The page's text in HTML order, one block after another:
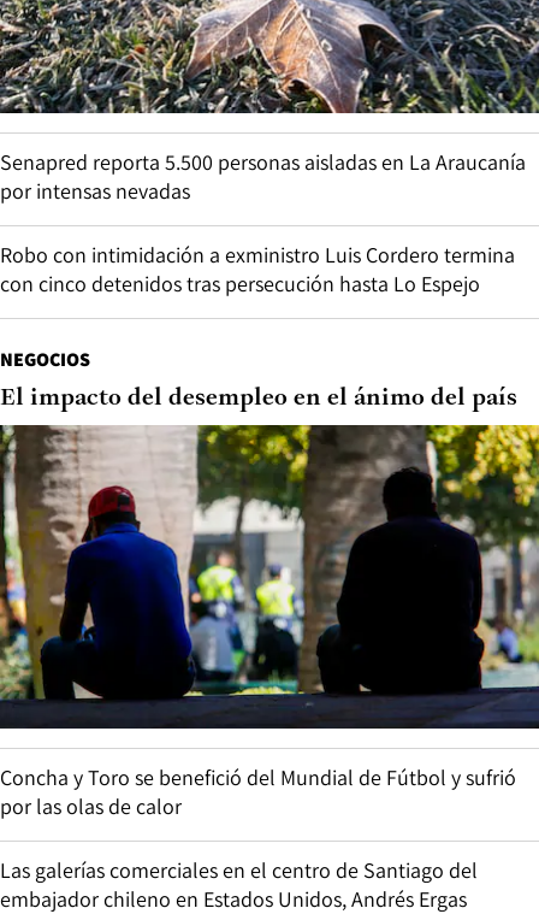
Senapred reporta 5.500 personas aisladas en La Araucanía
por intensas nevadas
Robo con intimidación a exministro Luis Cordero termina
con cinco detenidos tras persecución hasta Lo Espejo
NEGOCIOS
El impacto del desempleo en el ánimo del país
Concha y Toro se benefició del Mundial de Fútbol y sufrió
por las olas de calor
Las galerías comerciales en el centro de Santiago del
embajador chileno en Estados Unidos, Andrés Ergas